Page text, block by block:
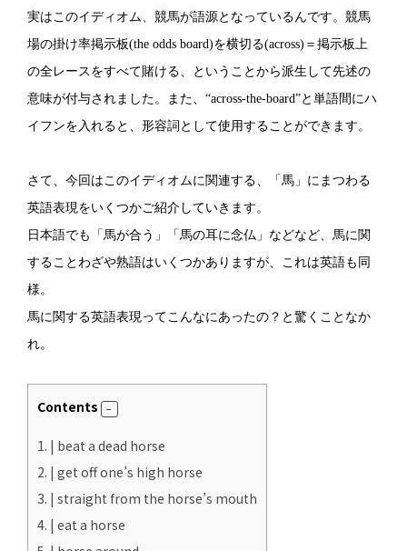
実はこのイディオム、競馬が語源となっているんです。競馬
場の掛け率掲示板(the odds board)を横切る(across)＝掲示板上
の全レースをすべて賭ける、ということから派生して先述の
意味が付与されました。また、“across-the-board”と単語間にハ
イフンを入れると、形容詞として使用することができます。
さて、今回はこのイディオムに関連する、「馬」にまつわる
英語表現をいくつかご紹介していきます。
日本語でも「馬が合う」「馬の耳に念仏」などなど、馬に関
することわざや熟語はいくつかありますが、これは英語も同
様。
馬に関する英語表現ってこんなにあったの？と驚くことなか
れ。
Contents
1. | beat a dead horse
2. | get off one’s high horse
3. | straight from the horse’s mouth
4. | eat a horse